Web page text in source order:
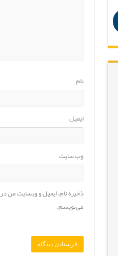
نام
ایمیل
وب‌ سایت
ذخیره نام، ایمیل و وبسایت من
می‌نویسم.